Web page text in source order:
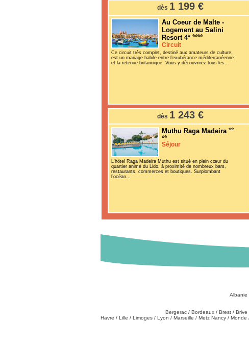
dès 1 199 €
Au Coeur de Malte -
Logement au Salini
Resort 4*
Circuit
Ce circuit très complet, destiné aux amateurs de culture,
est un mariage habile entre l’exubérance méditerranéenne
et la retenue britannique. Vous y découvrirez tous les...
dès 1 243 €
Muthu Raga Madeira
Séjour
L'hôtel Raga Madeira Muthu est situé en plein cœur du
quartier animé du Lido, à proximité de nombreux bars,
restaurants, commerces et boutiques. Surplombant
l’océan...
Albanie
Bergerac / Bordeaux / Brest / Brive
Havre / Lille / Limoges / Lyon / Marseille / Metz Nancy / Monde